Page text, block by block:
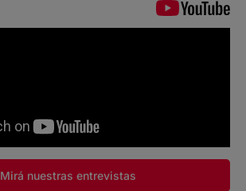
Mirá nuestras entrevistas